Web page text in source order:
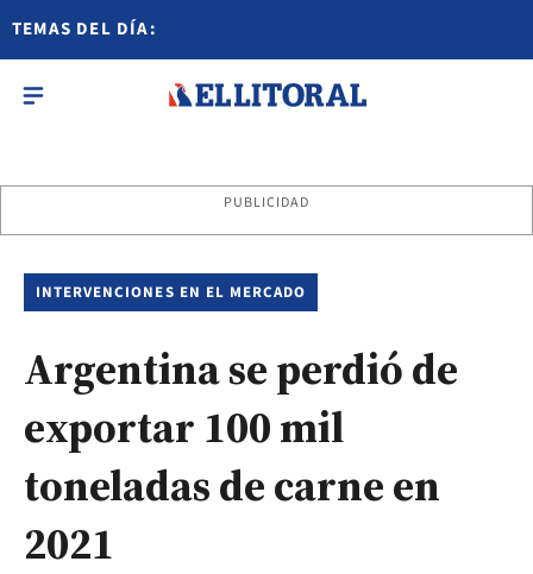
TEMAS DEL DÍA:
PUBLICIDAD
INTERVENCIONES EN EL MERCADO
Argentina se perdió de
exportar 100 mil
toneladas de carne en
2021